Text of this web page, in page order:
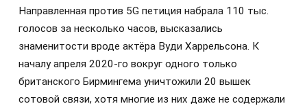
Направленная против 5G петиция набрала 110 тыс.
голосов за несколько часов, высказались
знаменитости вроде актёра Вуди Харрельсона. К
началу апреля 2020-го вокруг одного только
британского Бирмингема уничтожили 20 вышек
сотовой связи, хотя многие из них даже не содержали